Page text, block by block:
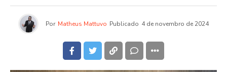
Por Matheus Mattuvo Publicado 4 de novembro de 2024